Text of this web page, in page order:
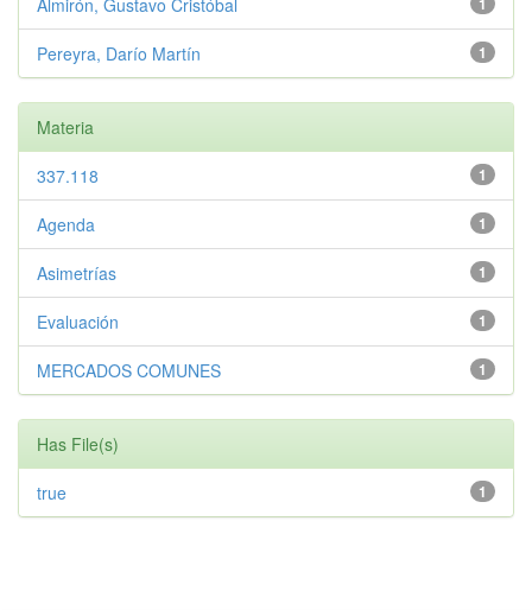
Almirón, Gustavo Cristóbal
1
Pereyra, Darío Martín
Materia
1
337.118
1
Agenda
1
Asimetrías
1
Evaluación
1
MERCADOS COMUNES
Has File(s)
1
true